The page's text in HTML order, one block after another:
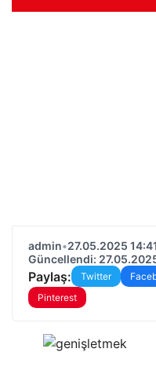
admin•27.05.2025 14:41
Güncellendi:
Paylaş: Twitter
Pinterest